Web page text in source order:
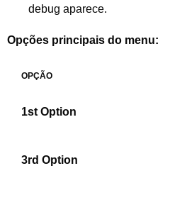
debug aparece.
Opções principais do menu:
OPÇÃO
1st Option
3rd Option